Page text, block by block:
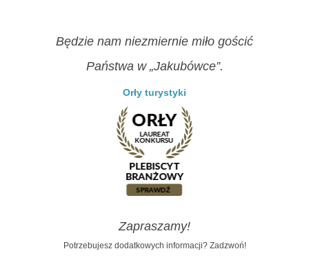
Będzie nam niezmiernie miło gościć
Państwa w „Jakubówce”.
Orły turystyki
Zapraszamy!
Potrzebujesz dodatkowych informacji? Zadzwoń!